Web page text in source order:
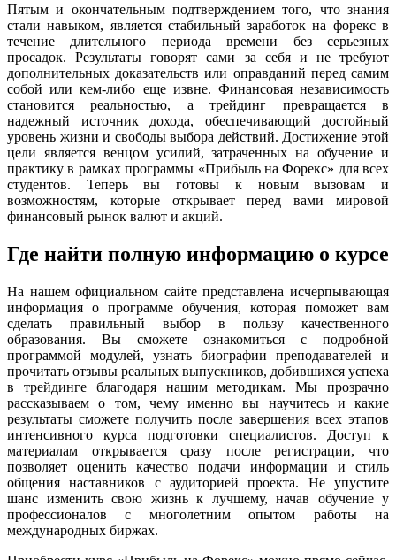
Пятым и окончательным подтверждением того, что знания
стали навыком, является стабильный заработок на форекс в
течение длительного периода времени без серьезных
просадок. Результаты говорят сами за себя и не требуют
дополнительных доказательств или оправданий перед самим
собой или кем-либо еще извне. Финансовая независимость
становится реальностью, а трейдинг превращается в
надежный источник дохода, обеспечивающий достойный
уровень жизни и свободы выбора действий. Достижение этой
цели является венцом усилий, затраченных на обучение и
практику в рамках программы «Прибыль на Форекс» для всех
студентов. Теперь вы готовы к новым вызовам и
возможностям, которые открывает перед вами мировой
финансовый рынок валют и акций.
Где найти полную информацию о курсе
На нашем официальном сайте представлена исчерпывающая
информация о программе обучения, которая поможет вам
сделать правильный выбор в пользу качественного
образования. Вы сможете ознакомиться с подробной
программой модулей, узнать биографии преподавателей и
прочитать отзывы реальных выпускников, добившихся успеха
в трейдинге благодаря нашим методикам. Мы прозрачно
рассказываем о том, чему именно вы научитесь и какие
результаты сможете получить после завершения всех этапов
интенсивного курса подготовки специалистов. Доступ к
материалам открывается сразу после регистрации, что
позволяет оценить качество подачи информации и стиль
общения наставников с аудиторией проекта. Не упустите
шанс изменить свою жизнь к лучшему, начав обучение у
профессионалов с многолетним опытом работы на
международных биржах.